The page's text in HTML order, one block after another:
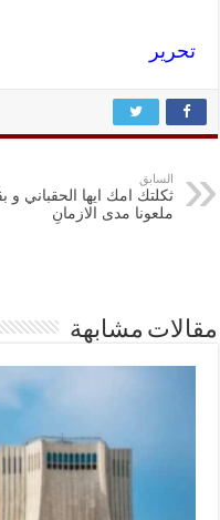
تحرير
السابق
ﺛﻜﻠﺘﻚ ﺍﻣﻚ ﺍﻳﻬﺎ ﺍﻟﺤﻘﺒﺎﻧﻲ ﻭ
ﻣﻠﻌﻮﻧﺎ ﻣﺪﻯ ﺍﻻﺯﻣﺎنِ
مقالات مشابهة